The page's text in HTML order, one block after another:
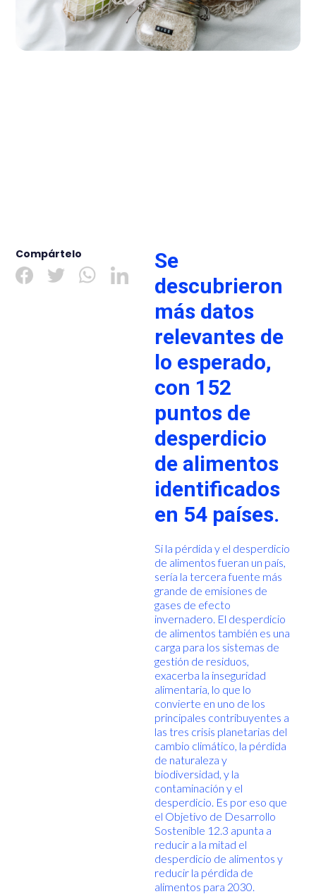
Compártelo
Se
descubrieron
más datos
relevantes de
lo esperado,
con 152
puntos de
desperdicio
de alimentos
identificados
en 54 países.
Si la pérdida y el desperdicio
de alimentos fueran un país,
sería la tercera fuente más
grande de emisiones de
gases de efecto
invernadero. El desperdicio
de alimentos también es una
carga para los sistemas de
gestión de residuos,
exacerba la inseguridad
alimentaria, lo que lo
convierte en uno de los
principales contribuyentes a
las tres crisis planetarias del
cambio climático, la pérdida
de naturaleza y
biodiversidad, y la
contaminación y el
desperdicio. Es por eso que
el Objetivo de Desarrollo
Sostenible 12.3 apunta a
reducir a la mitad el
desperdicio de alimentos y
reducir la pérdida de
alimentos para 2030.